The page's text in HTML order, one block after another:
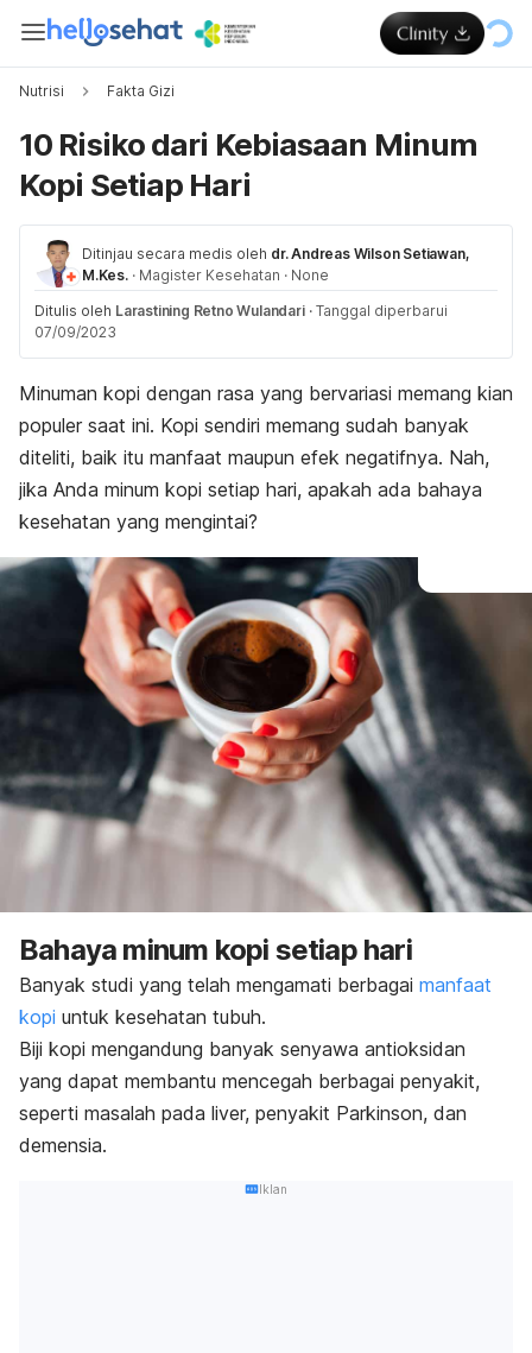
Nutrisi Fakta Gizi
10 Risiko dari Kebiasaan Minum
Kopi Setiap Hari
Ditinjau secara medis oleh dr. Andreas Wilson Setiawan,
M.Kes. · Magister Kesehatan · None
Ditulis oleh Larastining Retno Wulandari · Tanggal diperbarui
07/09/2023
Minuman kopi dengan rasa yang bervariasi memang kian
populer saat ini. Kopi sendiri memang sudah banyak
diteliti, baik itu manfaat maupun efek negatifnya. Nah,
jika Anda minum kopi setiap hari, apakah ada bahaya
kesehatan yang mengintai?
Bahaya minum kopi setiap hari
Banyak studi yang telah mengamati berbagai manfaat
kopi untuk kesehatan tubuh.
Biji kopi mengandung banyak senyawa antioksidan
yang dapat membantu mencegah berbagai penyakit,
seperti masalah pada liver, penyakit Parkinson, dan
demensia.
Iklan